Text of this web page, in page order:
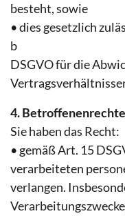
besteht, sowie
• dies gesetzlich
b
DSGVO für die
4. Betroffenenrechte
Sie haben das Recht:
• gemäß Art. 15
verarbeiteten
verlangen.